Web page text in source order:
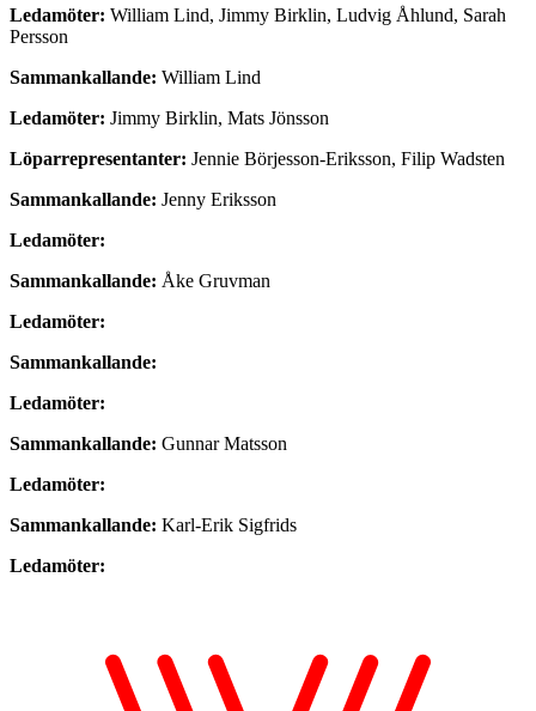
Ledamöter: William Lind, Jimmy Birklin, Ludvig Åhlund, Sarah
Persson
Sammankallande: William Lind
Ledamöter: Jimmy Birklin, Mats Jönsson
Löparrepresentanter: Jennie Börjesson-Eriksson, Filip Wadsten
Sammankallande: Jenny Eriksson
Ledamöter:
Sammankallande: Åke Gruvman
Ledamöter:
Sammankallande:
Ledamöter:
Sammankallande: Gunnar Matsson
Ledamöter:
Sammankallande: Karl-Erik Sigfrids
Ledamöter: